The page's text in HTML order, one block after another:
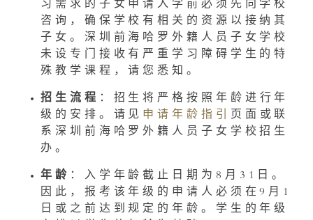
习需求的子女申请入学前必须先向学校
咨询，确保学校有相关的资源以接纳其
子女。深圳前海哈罗外籍人员子女学校
未设专门接收有严重学习障碍学生的特
殊教学课程，请您悉知。
招生流程 ：招生将严格按照年龄进行年
级的安排。请见 申请年龄指引 页面或联
系深圳前海哈罗外籍人员子女学校招生
办。
年龄 ：入学年龄截止日期为8月31日。
因此，报考该年级的申请人必须在9月1
日或之前达到规定的年龄。学生的年级